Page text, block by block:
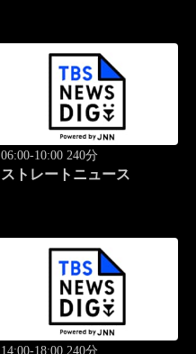
06:00-10:00 240分
ストレートニュース
14:00-18:00 240分